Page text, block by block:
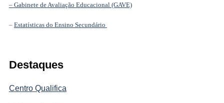
Destaques
Centro Qualifica
– Gabinete de Avaliação Educacional (GAVE)
– Estatísticas do Ensino Secundário